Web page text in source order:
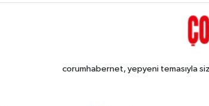
corumhabernet, yepyeni temasıyla